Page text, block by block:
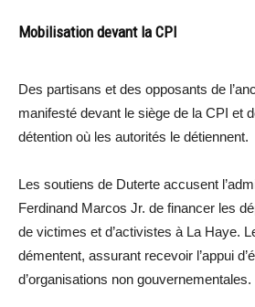
Mobilisation devant la CPI
Des partisans et des opposants de
manifesté devant le siège de la CPI et
détention où les autorités le détiennent.
Les soutiens de Duterte accusent
Ferdinand Marcos Jr. de financer les
de victimes et d’activistes à La Haye.
démentent, assurant recevoir l’appui
d’organisations non gouvernementales.